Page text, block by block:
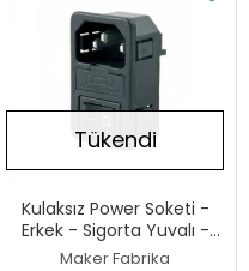
Tükendi
Kulaksız Power Soketi -
Erkek - Sigorta Yuvalı -
Anahtarlı
Maker Fabrika